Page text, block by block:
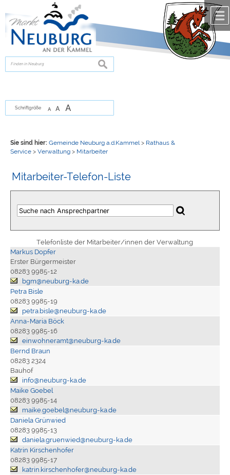
zur Navigationoder
springen.
suchen
Schriftgröße A A A
Sie sind hier: Gemeinde Neuburg a.d.Kammel > Rathaus &
Service> Verwaltung> Mitarbeiter
Mitarbeiter-Telefon-Liste
Telefonliste der Mitarbeiter/innen der Verwaltung
Markus Dopfer
Erster Bürgermeister
08283 9985-12
bgm@neuburg-ka.de
Petra Bisle
08283 9985-19
petra.bisle@neuburg-ka.de
Anna-Maria Böck
08283 9985-16
einwohneramt@neuburg-ka.de
Bernd Braun
08283 2324
Bauhof
info@neuburg-ka.de
Maike Goebel
08283 9985-14
maike.goebel@neuburg-ka.de
Daniela Grünwied
08283 9985-13
daniela.gruenwied@neuburg-ka.de
Katrin Kirschenhofer
08283 9985-17
katrin.kirschenhofer@neuburg-ka.de